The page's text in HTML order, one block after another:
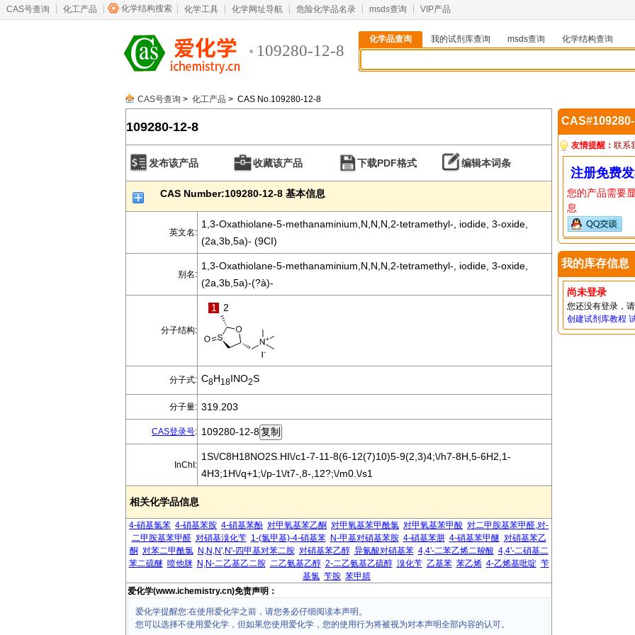
CAS号查询 化工产品 化学结构搜索 化学工具 化学网址导航 危险化学品名录 msds查询 VIP产品
109280-12-8
化学品查询 我的试剂库查询 msds查询
化学结构查询
CAS号查询 > 化工产品 > CAS No.109280-12-8
109280-12-8
发布该产品 收藏该产品 下载PDF格式 编辑本词条
CAS Number:109280-12-8 基本信息
英文名:
1,3-Oxathiolane-5-methanaminium,N,N,N,2-tetramethyl-, iodide, 3-oxide,
(2a,3b,5a)- (9CI)
别名:
1,3-Oxathiolane-5-methanaminium,N,N,N,2-tetramethyl-, iodide, 3-oxide,
(2a,3b,5a)-(?à)-
分子结构:
1 2
分子式: C8H18INO2S
分子量: 319.203
CAS登录号: 109280-12-8
InChI:
1S\/C8H18NO2S.HI\/c1-7-11-8(6-12(7)10)5-9(2,3)4;\/h7-8H,5-6H2,1-
4H3;1H\/q+1;\/p-1\/t7-,8-,12?;\/m0.\/s1
相关化学品信息
4-硝基氯苯 4-硝基苯胺 4-硝基苯酚 对甲氧基苯乙酮 对甲氧基苯甲酰氯 对甲氧基苯甲酸 对二甲胺基苯甲醛,对-
二甲胺基苯甲醛 对硝基溴化苄 1-(氯甲基)-4-硝基苯 N-甲基对硝基苯胺 4-硝基苯肼 4-硝基苯甲醚 对硝基苯乙
酮 对苯二甲酰氯 N,N,N',N'-四甲基对苯二胺 对硝基苯乙醇 异氰酸对硝基苯 4,4'-二苯乙烯二羧酸 4,4'-二硝基二
苯二硫醚 喷他脒 N,N-二乙基乙二胺 二乙氨基乙醇 2-二乙氨基乙硫醇 溴化苄 乙基苯 苯乙烯 4-乙烯基吡啶 苄
基氯 苄胺 苯甲腈
爱化学(www.ichemistry.cn)免责声明：
爱化学提醒您:在使用爱化学之前，请您务必仔细阅读本声明。
您可以选择不使用爱化学，但如果您使用爱化学，您的使用行为将被视为对本声明全部内容的认可。
友情提醒： 联系
注册免费
您的产品需要
息
我的库存信息
尚未登录
您还没有登录，
创建试剂库教程